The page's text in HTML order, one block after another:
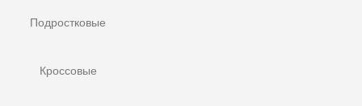
Подростковые
Кроссовые